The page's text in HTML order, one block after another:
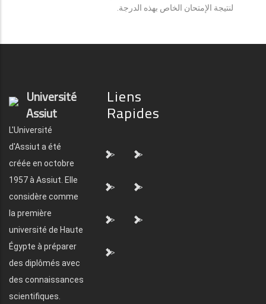
لنتيجة الإمتحان الخاص بهذه الدرجة.
Université
Assiut
L'Université
d'Assiut a été
créée en octobre
1957 à Assiut. Elle
considère comme
la première
université de Haute
Égypte à préparer
des diplômés avec
des connaissances
scientifiques.
Liens
Rapides
"> ">
"> ">
"> ">
">